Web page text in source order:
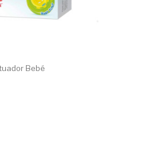
Bebé